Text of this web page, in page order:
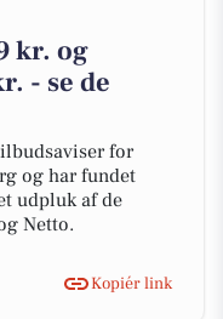
kr. og
- se de
for
og har fundet
udpluk af de
Netto.
Kopiér link